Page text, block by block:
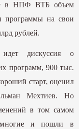
в НПФ ВТБ объем
программы на свои
рублей.
дискуссия о
программ, 900 тыс.
старт, оценил
Мехтиев. Но
в том самом
многие и пошли в